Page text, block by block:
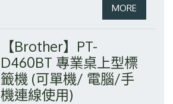
【Brother】PT-
D460BT 專業桌上型標
籤機 (可單機/ 電腦/手
機連線使用)